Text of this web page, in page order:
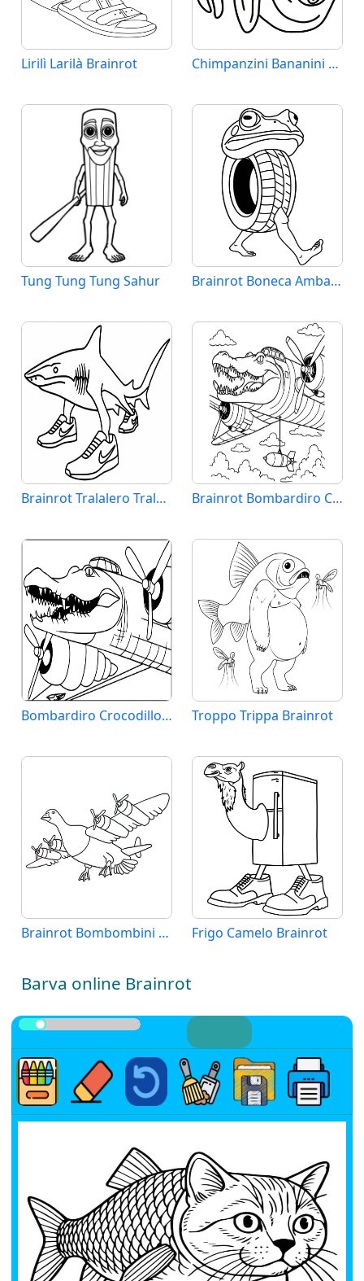
Lirilì Larilà Brainrot Chimpanzini Bananini Brainrot
Tung Tung Tung Sahur Brainrot Boneca Ambalabu
Brainrot Tralalero Tralala Brainrot Bombardiro Crocodillo
Bombardiro Crocodillo Brainrot Troppo Trippa Brainrot
Brainrot Bombombini Gusini Frigo Camelo Brainrot
Barva online Brainrot